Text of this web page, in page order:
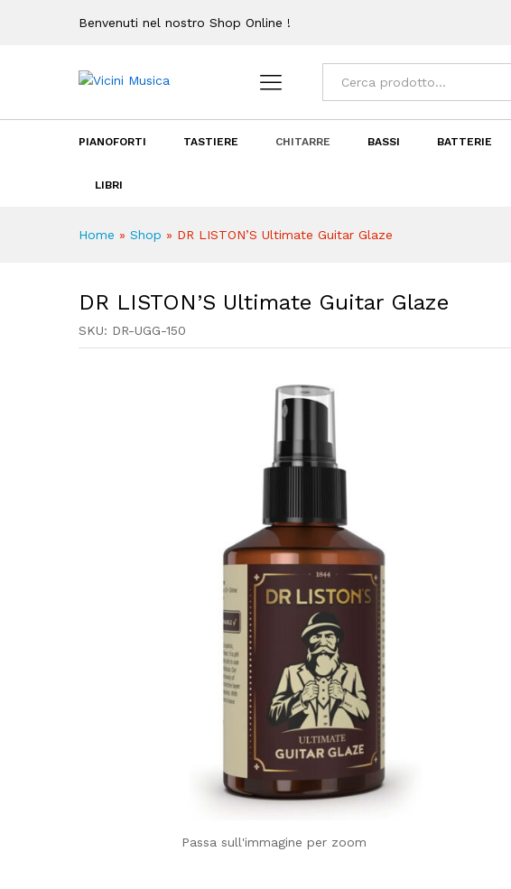
Benvenuti nel nostro Shop Online !
Categorie
PIANOFORTI TASTIERE CHITARRE BASSI BATTERIE
LIBRI
Home » Shop » DR LISTON’S Ultimate Guitar Glaze
DR LISTON’S Ultimate Guitar Glaze
SKU: DR-UGG-150
Passa sull'immagine per zoom
DR LISTON'S Ultimate Guitar Glaze
Recensioni (0)